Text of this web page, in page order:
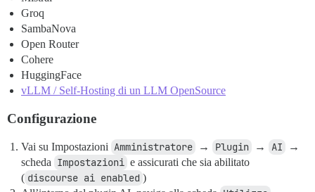
Groq
SambaNova
Open Router
Cohere
HuggingFace
vLLM / Self-Hosting di un LLM OpenSource
Configurazione
Vai su Impostazioni Amministratore → Plugin → AI
→
scheda Impostazioni e assicurati che sia abilitato
( discourse ai enabled )